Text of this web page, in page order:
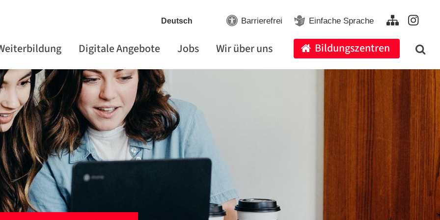
Digitale Angebote Jobs Wir über uns Bildungszentren
Barrierefrei Einfache Sprache